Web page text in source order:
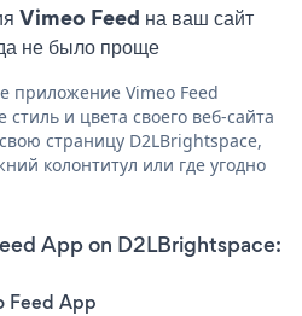
Vimeo Feed на ваш сайт
не было проще
приложение Vimeo Feed
и цвета своего веб-сайта
страницу D2LBrightspace,
колонтитул или где угодно
App on D2LBrightspace:
Feed App